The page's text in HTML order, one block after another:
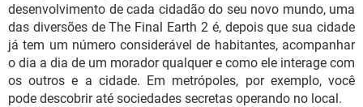
desenvolvimento de cada cidadão do seu novo mundo, uma
das diversões de The Final Earth 2 é, depois que sua cidade
já tem um número considerável de habitantes, acompanhar
o dia a dia de um morador qualquer e como ele interage com
os outros e a cidade. Em metrópoles, por exemplo, você
pode descobrir até sociedades secretas operando no local.